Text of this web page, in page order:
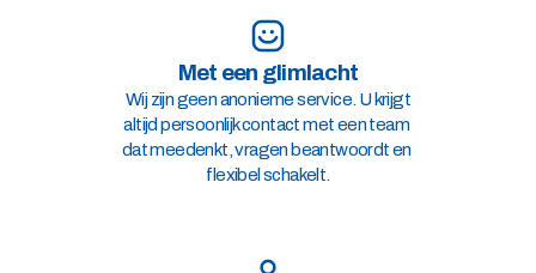
Met een glimlacht
Wij zijn geen anonieme service. U krijgt
altijd persoonlijk contact met een team
dat meedenkt, vragen beantwoordt en
flexibel schakelt.